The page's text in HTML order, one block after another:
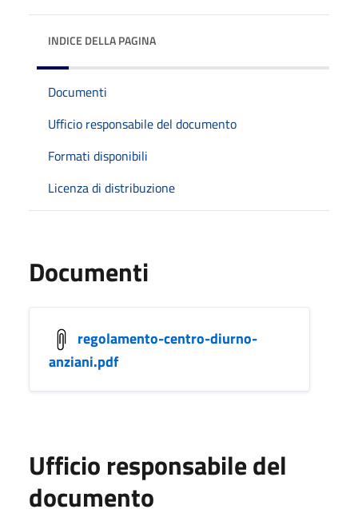
INDICE DELLA PAGINA
Documenti
Ufficio responsabile del documento
Formati disponibili
Licenza di distribuzione
Documenti
regolamento-centro-diurno-
anziani.pdf
Ufficio responsabile del
documento